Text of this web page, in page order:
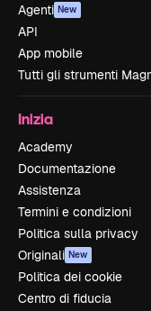
Agenti New
API
App mobile
Tutti gli strumenti
Inizia
Academy
Documentazione
Assistenza
Termini e condizioni
Politica sulla privacy
Originali New
Politica dei cookie
Centro di fiducia